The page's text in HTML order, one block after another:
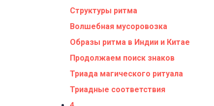
Структуры ритма
Волшебная мусоровозка
Образы ритма в Индии и Китае
Продолжаем поиск знаков
Триада магического ритуала
Триадные соответствия